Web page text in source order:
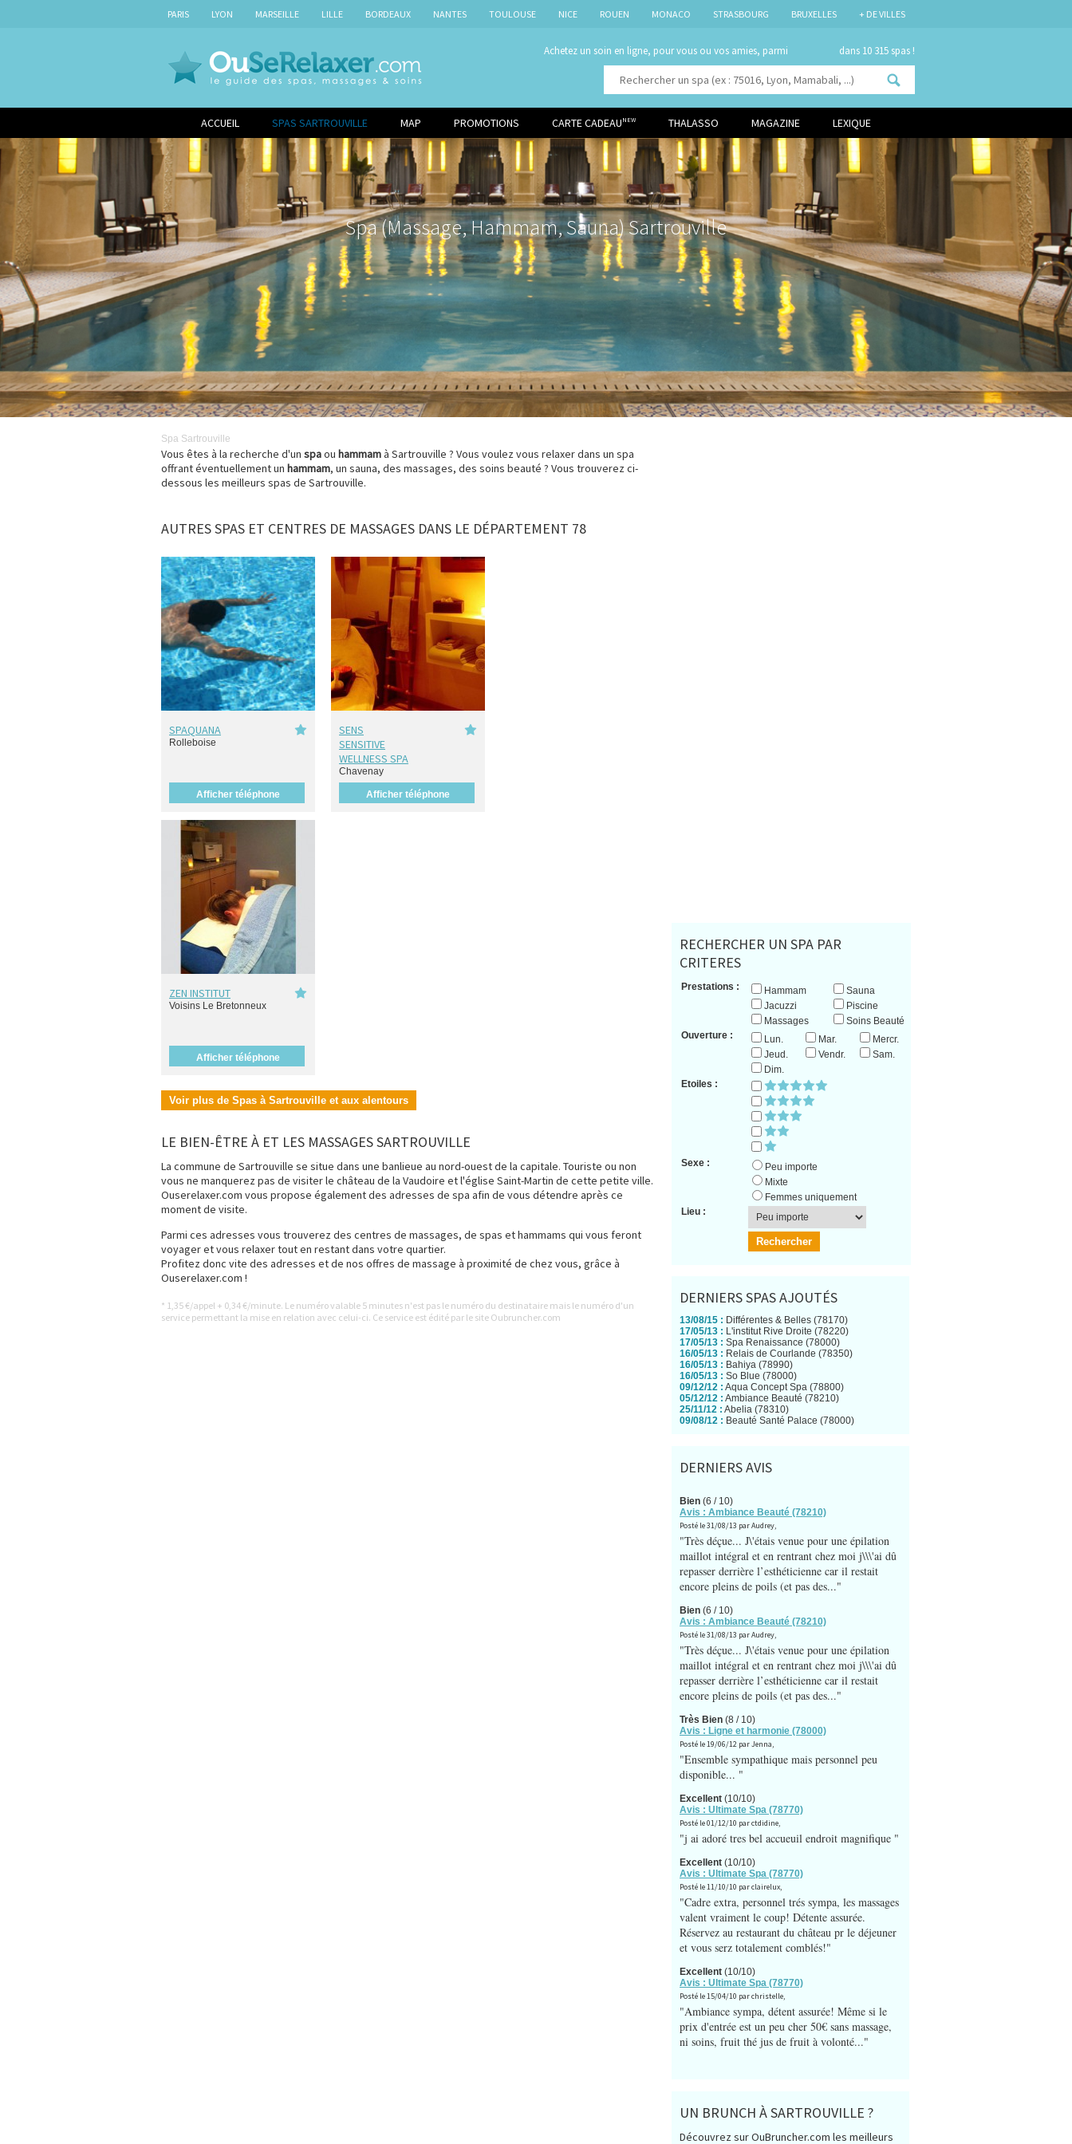
PARIS LYON MARSEILLE LILLE BORDEAUX NANTES TOULOUSE NICE ROUEN MONACO STRASBOURG BRUXELLES + DE VILLES
Achetez un soin en ligne, pour vous ou vos amies, parmi dans 10 315 spas !
ACCUEIL SPAS SARTROUVILLE MAP PROMOTIONS CARTE CADEAU NEW THALASSO MAGAZINE LEXIQUE
Spa (Massage, Hammam, Sauna) Sartrouville
Spa Sartrouville
Vous êtes à la recherche d'un spaou hammamà Sartrouville ? Vous voulez vous relaxer dans un spa
offrant éventuellement un hammam, un sauna, des massages, des soins beauté ? Vous trouverez ci-
dessous les meilleurs spas de Sartrouville.
AUTRES SPAS ET CENTRES DE MASSAGES DANS LE DÉPARTEMENT 78
SPAQUANA
Rolleboise
Afficher téléphone
SENS
SENSITIVE
WELLNESS SPA
Chavenay
Afficher téléphone
ZEN INSTITUT
Voisins Le Bretonneux
Afficher téléphone
Voir plus de Spas à Sartrouville et aux alentours
LE BIEN-ÊTRE À ET LES MASSAGES SARTROUVILLE
La commune de Sartrouville se situe dans une banlieue au nord-ouest de la capitale. Touriste ou non
vous ne manquerez pas de visiter le château de la Vaudoire et l'église Saint-Martin de cette petite ville.
Ouserelaxer.com vous propose également des adresses de spa afin de vous détendre après ce
moment de visite.
Parmi ces adresses vous trouverez des centres de massages, de spas et hammams qui vous feront
voyager et vous relaxer tout en restant dans votre quartier.
Profitez donc vite des adresses et de nos offres de massage à proximité de chez vous, grâce à
Ouserelaxer.com !
* 1,35 €/appel + 0,34 €/minute. Le numéro valable 5 minutes n'est pas le numéro du destinataire mais le numéro d'un
service permettant la mise en relation avec celui-ci. Ce service est édité par le site Oubruncher.com
RECHERCHER UN SPA PAR
CRITERES
Prestations : Hammam
Sauna
Jacuzzi
Piscine
Massages
Soins Beauté
Ouverture :
Lun. Mar.
Mercr.
Jeud.
Vendr.
Sam.
Dim.
Etoiles :
Sexe :
Peu importe
Mixte
Femmes uniquement
Lieu :
DERNIERS SPAS AJOUTÉS
13/08/15 : Différentes & Belles (78170)
17/05/13 : L'institut Rive Droite (78220)
17/05/13 : Spa Renaissance (78000)
16/05/13 : Relais de Courlande (78350)
16/05/13 : Bahiya (78990)
16/05/13 : So Blue (78000)
09/12/12 : Aqua Concept Spa (78800)
05/12/12 : Ambiance Beauté (78210)
25/11/12 : Abelia (78310)
09/08/12 : Beauté Santé Palace (78000)
DERNIERS AVIS
Bien (6 / 10)
Avis : Ambiance Beauté (78210)
Posté le 31/08/13 par Audrey,
"Très déçue... J\'étais venue pour une épilation
maillot intégral et en rentrant chez moi j\\\'ai dû
repasser derrière l’esthéticienne car il restait
encore pleins de poils (et pas des..."
Bien (6 / 10)
Avis : Ambiance Beauté (78210)
Posté le 31/08/13 par Audrey,
"Très déçue... J\'étais venue pour une épilation
maillot intégral et en rentrant chez moi j\\\'ai dû
repasser derrière l’esthéticienne car il restait
encore pleins de poils (et pas des..."
Très Bien (8 / 10)
Avis : Ligne et harmonie (78000)
Posté le 19/06/12 par Jenna,
"Ensemble sympathique mais personnel peu
disponible... "
Excellent (10/10)
Avis : Ultimate Spa (78770)
Posté le 01/12/10 par ctdidine,
"j ai adoré tres bel accueuil endroit magnifique "
Excellent (10/10)
Avis : Ultimate Spa (78770)
Posté le 11/10/10 par clairelux,
"Cadre extra, personnel trés sympa, les massages
valent vraiment le coup! Détente assurée.
Réservez au restaurant du château pr le déjeuner
et vous serz totalement comblés!"
Excellent (10/10)
Avis : Ultimate Spa (78770)
Posté le 15/04/10 par christelle,
"Ambiance sympa, détent assurée! Même si le
prix d'entrée est un peu cher 50€ sans massage,
ni soins, fruit thé jus de fruit à volonté..."
UN BRUNCH À SARTROUVILLE ?
Découvrez sur OuBruncher.com les meilleurs